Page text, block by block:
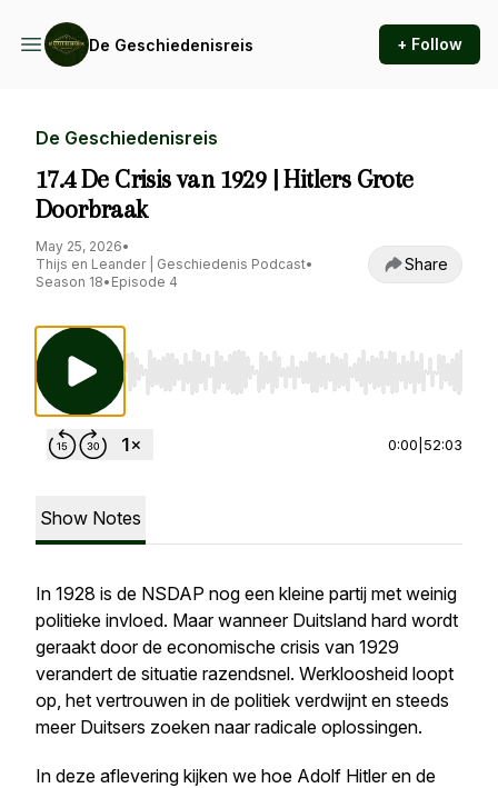
De Geschiedenisreis + Follow
De Geschiedenisreis
17.4 De Crisis van 1929 | Hitlers Grote
Doorbraak
May 25, 2026•
Thijs en Leander | Geschiedenis Podcast•
Season 18• Episode 4
Share
Use Left/Right to seek, Home/End to jump
0:00 52:03
Show Notes
In 1928 is de NSDAP nog een kleine partij met weinig
politieke invloed. Maar wanneer Duitsland hard wordt
geraakt door de economische crisis van 1929
verandert de situatie razendsnel. Werkloosheid loopt
op, het vertrouwen in de politiek verdwijnt en steeds
meer Duitsers zoeken naar radicale oplossingen.
In deze aflevering kijken we hoe Adolf Hitler en de